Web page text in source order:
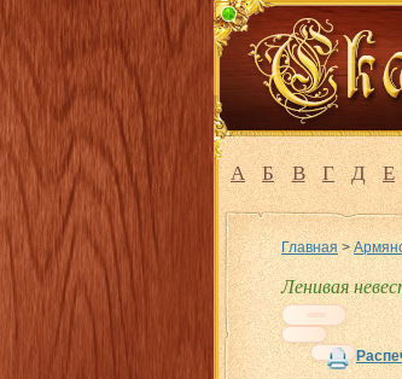
А Б В Г Д Е
Главная >
Ленивая